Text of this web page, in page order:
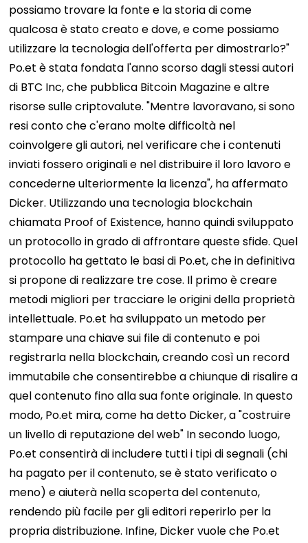
possiamo trovare la fonte e la storia di come
qualcosa è stato creato e dove, e come possiamo
utilizzare la tecnologia dell'offerta per dimostrarlo?"
Po.et è stata fondata l'anno scorso dagli stessi autori
di BTC Inc, che pubblica Bitcoin Magazine e altre
risorse sulle criptovalute. "Mentre lavoravano, si sono
resi conto che c'erano molte difficoltà nel
coinvolgere gli autori, nel verificare che i contenuti
inviati fossero originali e nel distribuire il loro lavoro e
concederne ulteriormente la licenza", ha affermato
Dicker. Utilizzando una tecnologia blockchain
chiamata Proof of Existence, hanno quindi sviluppato
un protocollo in grado di affrontare queste sfide. Quel
protocollo ha gettato le basi di Po.et, che in definitiva
si propone di realizzare tre cose. Il primo è creare
metodi migliori per tracciare le origini della proprietà
intellettuale. Po.et ha sviluppato un metodo per
stampare una chiave sui file di contenuto e poi
registrarla nella blockchain, creando così un record
immutabile che consentirebbe a chiunque di risalire a
quel contenuto fino alla sua fonte originale. In questo
modo, Po.et mira, come ha detto Dicker, a "costruire
un livello di reputazione del web" In secondo luogo,
Po.et consentirà di includere tutti i tipi di segnali (chi
ha pagato per il contenuto, se è stato verificato o
meno) e aiuterà nella scoperta del contenuto,
rendendo più facile per gli editori reperirlo per la
propria distribuzione. Infine, Dicker vuole che Po.et